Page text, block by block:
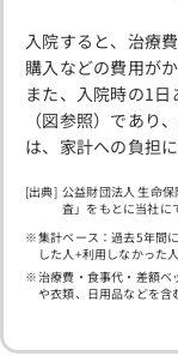
入院すると、治療
購入などの費用がか
また、入院時の1
（図参照）であり
は、家計への負担
公益財団法人 生命
査」をもとに当社に
集計ベース：過去5年間
した人+利用しなかった
治療費・食事代・差額ベ
や衣類、日用品などを含